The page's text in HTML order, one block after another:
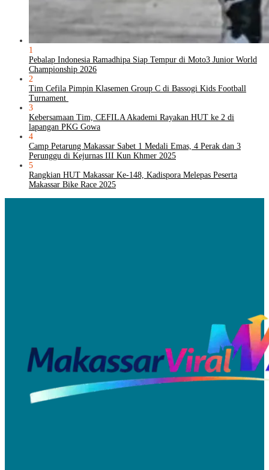
1
Pebalap Indonesia Ramadhipa Siap Tempur di Moto3 Junior World
Championship 2026
2
Tim Cefila Pimpin Klasemen Group C di Bassogi Kids Football
Turnament
3
Kebersamaan Tim, CEFILA Akademi Rayakan HUT ke 2 di
lapangan PKG Gowa
4
Camp Petarung Makassar Sabet 1 Medali Emas, 4 Perak dan 3
Perunggu di Kejurnas III Kun Khmer 2025
5
Rangkian HUT Makassar Ke-148, Kadispora Melepas Peserta
Makassar Bike Race 2025